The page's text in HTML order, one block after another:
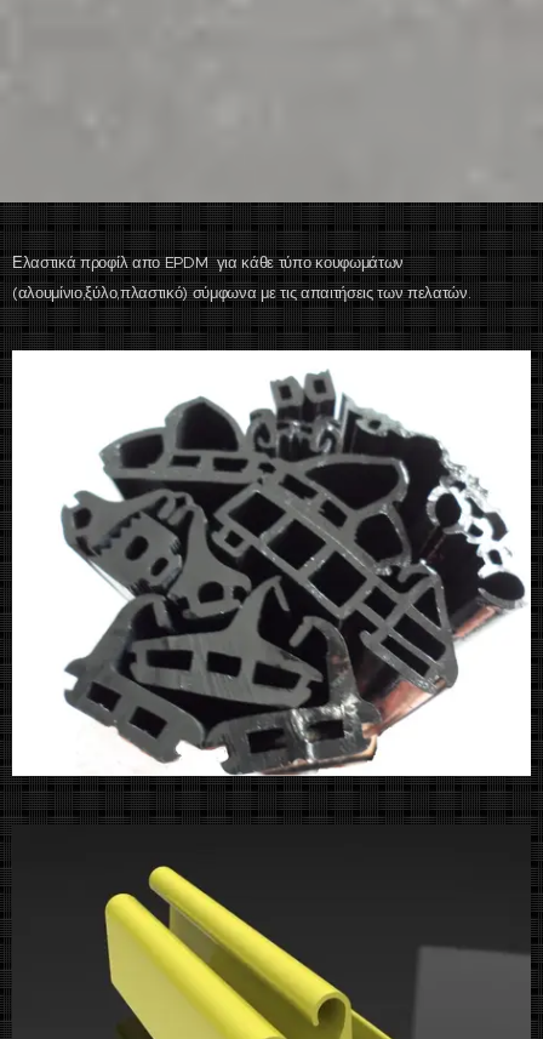
Ελαστικά προφίλ απο EPDM για κάθε τύπο κουφωμάτων
(αλουμίνιο,ξύλο,πλαστικό) σύμφωνα με τις απαιτήσεις των πελατών.